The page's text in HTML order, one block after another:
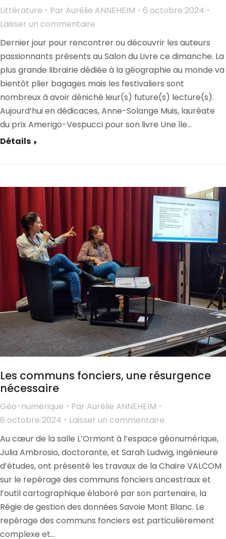
Littérature Par Aurélie ANNEHEIM
6 octobre 2024
Laisser un commentaire
Dernier jour pour rencontrer ou découvrir les auteurs
passionnants présents au Salon du Livre ce dimanche. La
plus grande librairie dédiée à la géographie au monde va
bientôt plier bagages mais les festivaliers sont
nombreux à avoir déniché leur(s) future(s) lecture(s).
Aujourd’hui en dédicaces, Anne-Solange Muis, lauréate
du prix Amerigo-Vespucci pour son livre Une île…
Détails
Les communs fonciers, une résurgence
nécessaire
Géo-numérique Par Aurélie ANNEHEIM
6 octobre 2024
Laisser un commentaire
Au cœur de la salle L’Ormont à l’espace géonumérique,
Julia Ambrosio, doctorante, et Sarah Ludwig, ingénieure
d’études, ont présenté les travaux de la Chaire VALCOM
sur le repérage des communs fonciers ancestraux et
l’outil cartographique élaboré par son partenaire, la
Régie de gestion des données Savoie Mont Blanc. Le
repérage des communs fonciers est particulièrement
complexe et…